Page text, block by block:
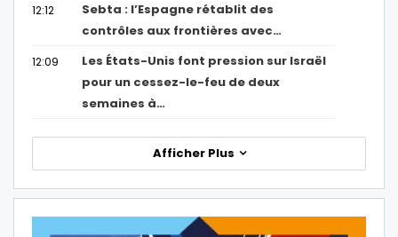
12:12
Sebta : l’Espagne rétablit des
contrôles aux frontières avec…
12:09
Les États-Unis font pression sur Israël
pour un cessez-le-feu de deux
semaines à…
Afficher Plus